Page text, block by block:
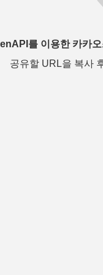
를 이용한 카카
공유할 URL을 복사